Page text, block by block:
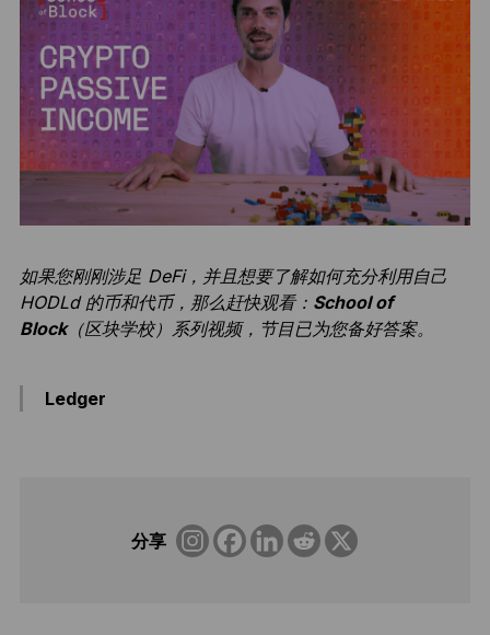
如果您刚刚涉足 DeFi，并且想要了解如何充分利用自己
HODLd 的币和代币，那么赶快观看： School of
Block（区块学校）系列视频，节目已为您备好答案。
Ledger
分享